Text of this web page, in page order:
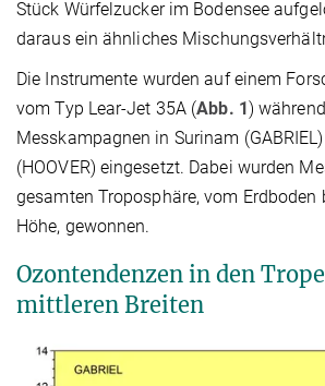
Stück Würfelzucker im Bodensee
daraus ein ähnliches
Die Instrumente wurden auf einem
vom Typ Lear-Jet 35A (Abb. 1 )
Messkampagnen in Surinam
(HOOVER) eingesetzt. Dabei wurden
gesamten Troposphäre, vom Erdboden
Höhe, gewonnen.
Ozontendenzen in den
mittleren Breiten